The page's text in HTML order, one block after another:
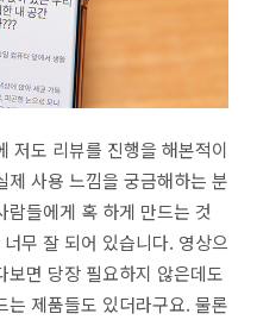
저도 리뷰를 진행을 해본적이
제 사용 느낌을 궁금해하는 분
들에게 혹 하게 만드는 것
무 잘 되어 있습니다. 영상으
면 당장 필요하지 않은데도
제품들도 있더라구요. 물론